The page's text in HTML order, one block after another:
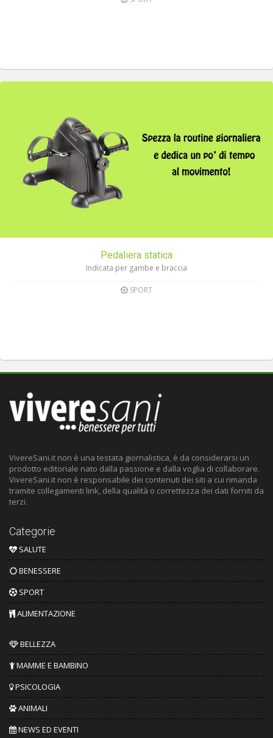
Pedaliera statica
Indicata per gambe e braccia
SPORT
VivereSani.it non è una testata giornalistica, è da considerarsi un
prodotto editoriale nato dalla passione e dalla voglia di collaborare.
VivereSani.it non è responsabile dei contenuti dei siti a cui rimanda
tramite collegamenti link, della qualità o correttezza dei dati forniti da
terzi.
Categorie
SALUTE
BENESSERE
SPORT
ALIMENTAZIONE
BELLEZZA
MAMME E BAMBINO
PSICOLOGIA
ANIMALI
NEWS ED EVENTI